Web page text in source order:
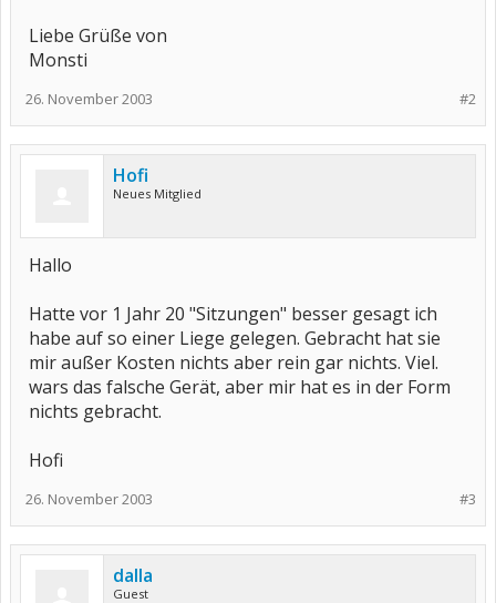
Liebe Grüße von
Monsti
#2
26. November 2003
Hofi
Neues Mitglied
Hallo
Hatte vor 1 Jahr 20 "Sitzungen" besser gesagt ich
habe auf so einer Liege gelegen. Gebracht hat sie
mir außer Kosten nichts aber rein gar nichts. Viel.
wars das falsche Gerät, aber mir hat es in der Form
nichts gebracht.
Hofi
#3
26. November 2003
dalla
Guest